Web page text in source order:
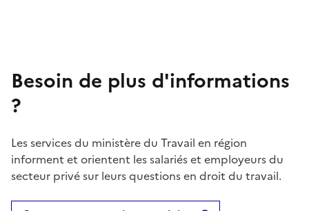
Besoin de plus d'informations
?
Les services du ministère du Travail en région
informent et orientent les salariés et employeurs du
secteur privé sur leurs questions en droit du travail.